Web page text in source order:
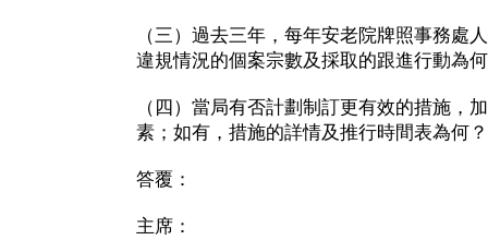
（三）過去三年，每年安老院牌照事務處
違規情況的個案宗數及採取的跟進行動為
（四）當局有否計劃制訂更有效的措施，
素；如有，措施的詳情及推行時間表為何？
答覆：
主席：